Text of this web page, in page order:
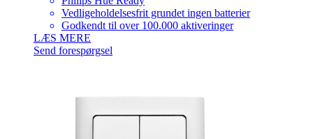
Vedligeholdelsesfrit grundet ingen batterier
Godkendt til over 100.000 aktiveringer
LÆS MERE
Send forespørgsel